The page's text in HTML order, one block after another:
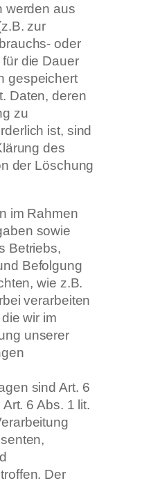
werden aus
zur
oder
die Dauer
gespeichert
Daten, deren
zu
ist, sind
des
der Löschung
im Rahmen
sowie
Betriebs,
Befolgung
wie z.B.
verarbeiten
wir im
unserer
sind Art. 6
6 Abs. 1 lit.
Der